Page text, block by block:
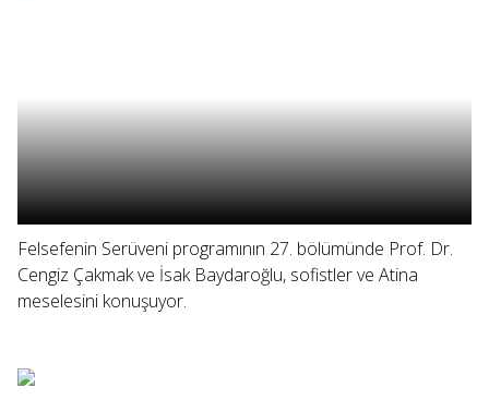
Felsefenin Serüveni programının 27. bölümünde Prof. Dr.
Cengiz Çakmak ve İsak Baydaroğlu, sofistler ve Atina
meselesini konuşuyor.